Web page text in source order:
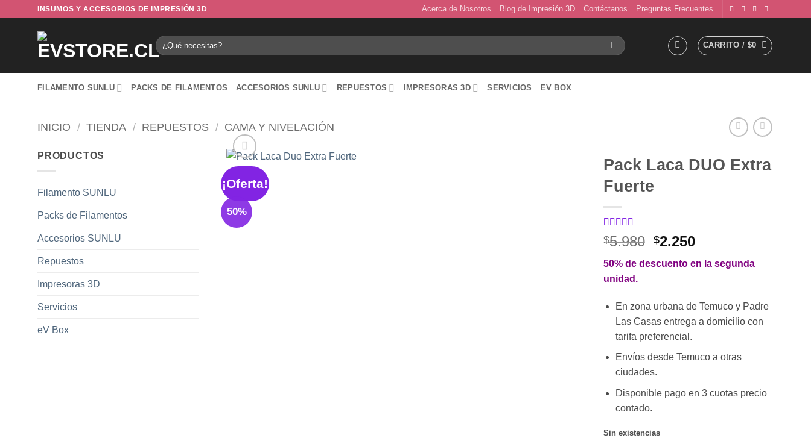
contenido
INSUMOS Y ACCESORIOS DE IMPRESIÓN 3D Acerca de Nosotros Blog de Impresión 3D Contáctanos Preguntas Frecuentes
Buscar
por:
CARRITO / $0
FILAMENTO SUNLU PACKS DE FILAMENTOS ACCESORIOS SUNLU REPUESTOS IMPRESORAS 3D SERVICIOS EV BOX
INICIO / TIENDA / REPUESTOS / CAMA Y NIVELACIÓN
¡Oferta!
50%
Pack Laca DUO Extra
Fuerte
Valorado
con5de 5
2
valoraciones
de clientes
$5.980 El
original
$5.980.
$2.250El
actual
$2.250.
50% de descuento en la segunda
unidad.
En zona urbana de Temuco y Padre
Las Casas entrega a domicilio con
tarifa preferencial.
Envíos desde Temuco a otras
ciudades.
Disponible pago en 3 cuotas precio
contado.
Sin existencias
PRODUCTOS
Filamento SUNLU
Packs de Filamentos
Accesorios SUNLU
Repuestos
Impresoras 3D
Servicios
eV Box